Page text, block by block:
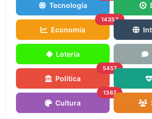
Tecnología
Economía
14357
Loteria
Política
5457
Cultura
1367